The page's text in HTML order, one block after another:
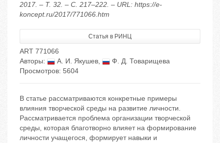
2017. – Т. 32. – С. 217–222. – URL: https://e-
koncept.ru/2017/771066.htm
Статья в РИНЦ
ART 771066
Авторы:
А. И. Якушев,
Ф. Д. Товарищева
Просмотров: 5604
В статье рассматриваются конкретные примеры
влияния творческой среды на развитие личности.
Рассматривается проблема организации творческой
среды, которая благотворно влияет на формирование
личности учащегося, формирует навыки и